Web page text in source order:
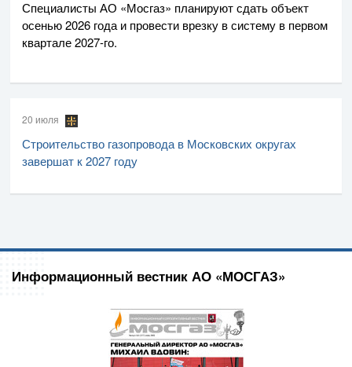
Специалисты АО «Мосгаз» планируют сдать объект
осенью 2026 года и провести врезку в систему в первом
квартале2027-го.
20 июля
Строительство газопровода в Московских округах
завершат к 2027 году
Информационный вестник АО «МОСГАЗ»